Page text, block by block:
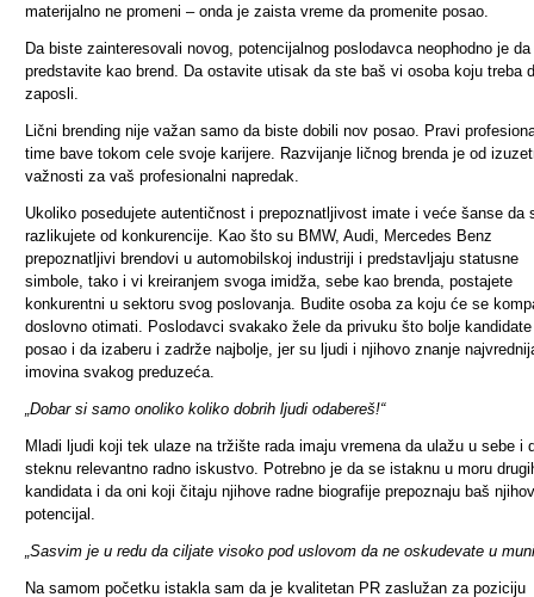
materijalno ne promeni – onda je zaista vreme da promenite posao.
Da biste zainteresovali novog, potencijalnog poslodavca neophodno je
predstavite kao brend. Da ostavite utisak da ste baš vi osoba koju treba
zaposli.
Lični brending nije važan samo da biste dobili nov posao. Pravi
time bave tokom cele svoje karijere. Razvijanje ličnog brenda je od
važnosti za vaš profesionalni napredak.
Ukoliko posedujete autentičnost i prepoznatljivost imate i veće šanse da
razlikujete od konkurencije. Kao što su BMW, Audi, Mercedes Benz
prepoznatljivi brendovi u automobilskoj industriji i predstavljaju statusne
simbole, tako i vi kreiranjem svoga imidža, sebe kao brenda, postajete
konkurentni u sektoru svog poslovanja. Budite osoba za koju će se
doslovno otimati. Poslodavci svakako žele da privuku što bolje
posao i da izaberu i zadrže najbolje, jer su ljudi i njihovo znanje
imovina svakog preduzeća.
„Dobar si samo onoliko koliko dobrih ljudi odabereš!“
Mladi ljudi koji tek ulaze na tržište rada imaju vremena da ulažu u sebe i
steknu relevantno radno iskustvo. Potrebno je da se istaknu u moru
kandidata i da oni koji čitaju njihove radne biografije prepoznaju baš njihov
potencijal.
„Sasvim je u redu da ciljate visoko pod uslovom da ne oskudevate u
Na samom početku istakla sam da je kvalitetan PR zaslužan za poziciju